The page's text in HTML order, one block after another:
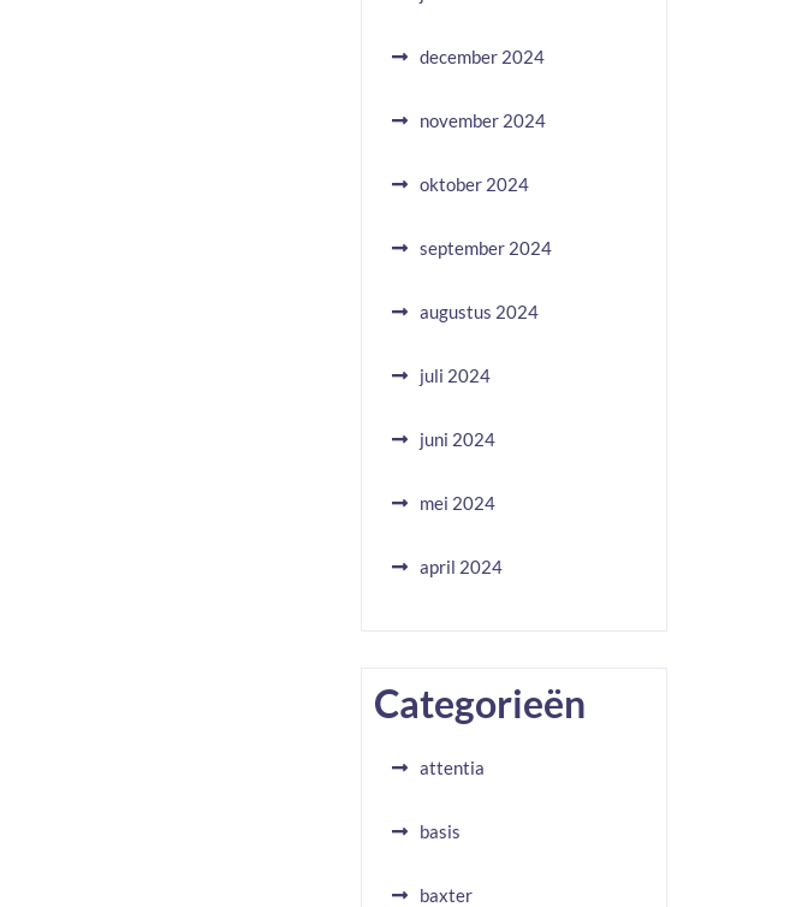
december 2024
november 2024
oktober 2024
september 2024
augustus 2024
juli 2024
juni 2024
mei 2024
april 2024
Categorieën
attentia
basis
baxter